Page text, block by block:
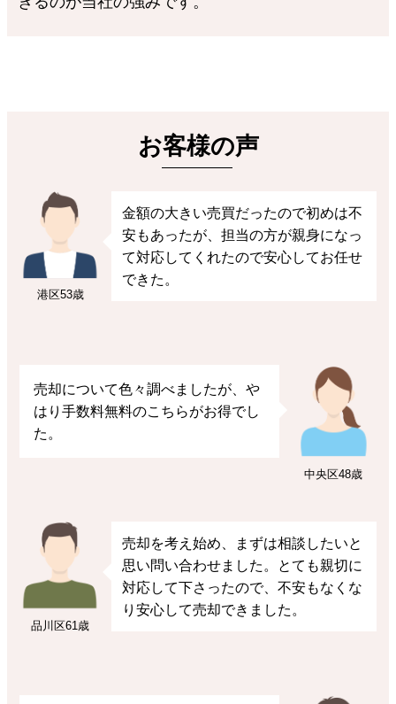
お客様の声
港区53歳
金額の大きい売買だったので初めは不
安もあったが、担当の方が親身になっ
て対応してくれたので安心してお任せ
できた。
中央区48歳
売却について色々調べましたが、や
はり手数料無料のこちらがお得でし
た。
品川区61歳
売却を考え始め、まずは相談したいと
思い問い合わせました。とても親切に
対応して下さったので、不安もなくな
り安心して売却できました。